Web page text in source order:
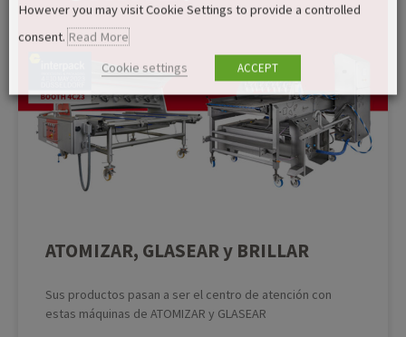
ATOMIZAR, GLASEAR y BRILLAR
Sus productos pasan a ser el centro de atención con
estas máquinas de ATOMIZAR y GLASEAR
However you may visit Cookie Settings to provide a controlled
consent. Read More
Cookie settings
ACCEPT